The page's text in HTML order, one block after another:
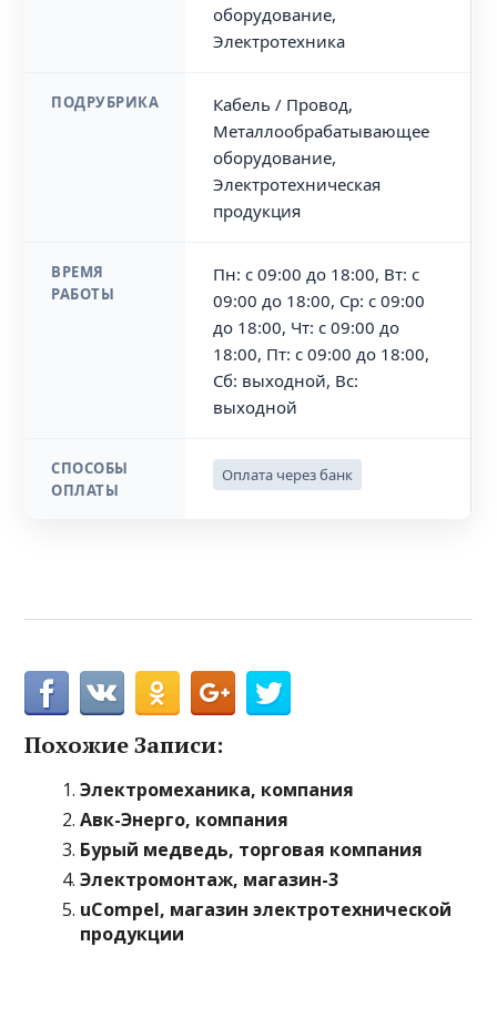
оборудование,
Электротехника
ПОДРУБРИКА
Кабель / Провод,
Металлообрабатывающее
оборудование,
Электротехническая
продукция
ВРЕМЯ
РАБОТЫ
Пн: с 09:00 до 18:00, Вт: с
09:00 до 18:00, Ср: с 09:00
до 18:00, Чт: с 09:00 до
18:00, Пт: с 09:00 до 18:00,
Сб: выходной, Вс:
выходной
СПОСОБЫ
ОПЛАТЫ
Оплата через банк
Похожие Записи:
Электромеханика, компания
Авк-Энерго, компания
Бурый медведь, торговая компания
Электромонтаж, магазин-3
uCompel, магазин электротехнической
продукции